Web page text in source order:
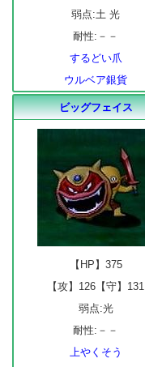
弱点:土 光
耐性:－－
するどい爪
ウルベア銀貨
ビッグフェイス
【HP】375
【攻】126【守】131
弱点:光
耐性:－－
上やくそう